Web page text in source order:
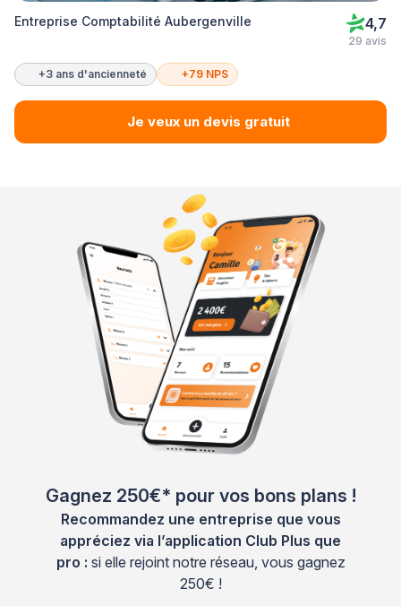
Entreprise Comptabilité Aubergenville 4,7
29 avis
+3 ans d'ancienneté +79 NPS
Je veux un devis gratuit
Gagnez 250€* pour vos bons plans !
Recommandez une entreprise que vous
appréciez via l’application Club Plus que
pro : si elle rejoint notre réseau, vous gagnez
250€ !